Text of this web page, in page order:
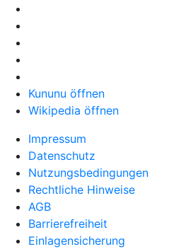
Kununu öffnen
Wikipedia öffnen
Impressum
Datenschutz
Nutzungsbedingungen
Rechtliche Hinweise
AGB
Barrierefreiheit
Einlagensicherung